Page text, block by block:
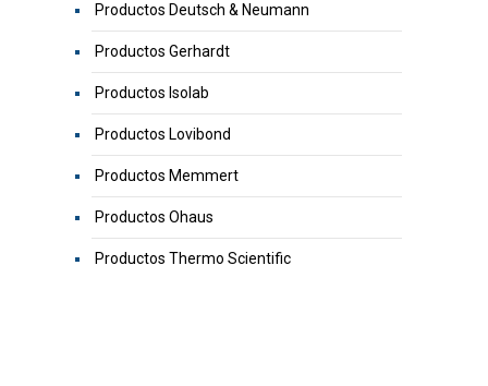
Productos Deutsch & Neumann
Productos Gerhardt
Productos Isolab
Productos Lovibond
Productos Memmert
Productos Ohaus
Productos Thermo Scientific